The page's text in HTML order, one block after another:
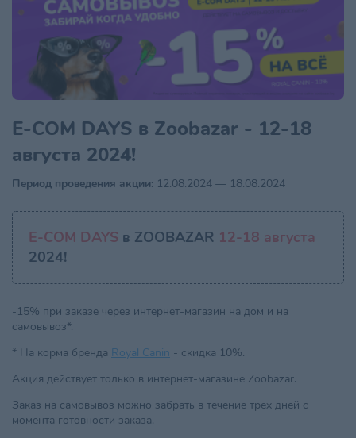
E-COM DAYS в Zoobazar - 12-18
августа 2024!
Период проведения акции: 12.08.2024 — 18.08.2024
E-COM DAYS в ZOOBAZAR 12-18 августа
2024!
-15% при заказе через интернет-магазин на дом и на
самовывоз*.
* На корма бренда Royal Canin - скидка 10%.
Акция действует только в интернет-магазине Zoobazar.
Заказ на самовывоз можно забрать в течение трех дней с
момента готовности заказа.